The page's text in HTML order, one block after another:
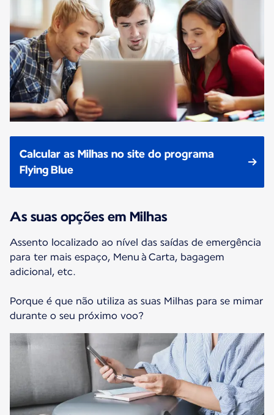
Calcular as Milhas no site do programa
Flying Blue
As suas opções em Milhas
Assento localizado ao nível das saídas de emergência
para ter mais espaço, Menu à Carta, bagagem
adicional, etc.
Porque é que não utiliza as suas Milhas para se mimar
durante o seu próximo voo?